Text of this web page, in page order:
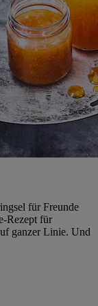
für Freunde
Rezept für
ganzer Linie. Und